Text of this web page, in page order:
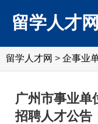
留学人才网
留学人才网 > 企事业
广州市事业单
招聘人才公告